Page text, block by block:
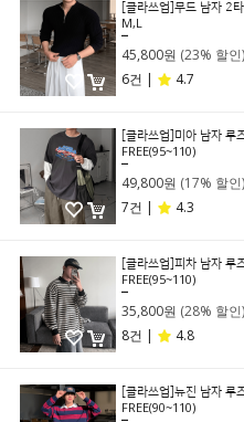
[클라쓰업]무드 남자 2
M,L
45,800원 (23% 할인)
6건 |
4.7
[클라쓰업]미아 남자 루
FREE(95~110)
49,800원 (17% 할인)
7건 |
4.3
[클라쓰업]피차 남자 루
FREE(95~110)
35,800원 (28% 할인)
8건 |
4.8
[클라쓰업]뉴진 남자 루
FREE(90~110)